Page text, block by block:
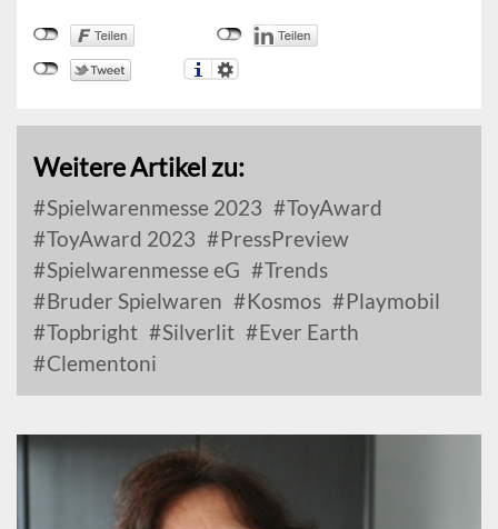
Weitere Artikel zu:
Spielwarenmesse 2023
ToyAward
ToyAward 2023
PressPreview
Spielwarenmesse eG
Trends
Bruder Spielwaren
Kosmos
Playmobil
Topbright
Silverlit
Ever Earth
Clementoni